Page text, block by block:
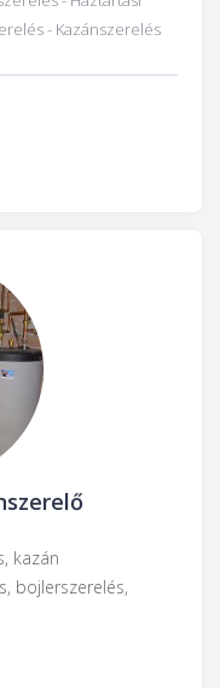
- Kazánszerelés
kazán
bojlerszerelés,